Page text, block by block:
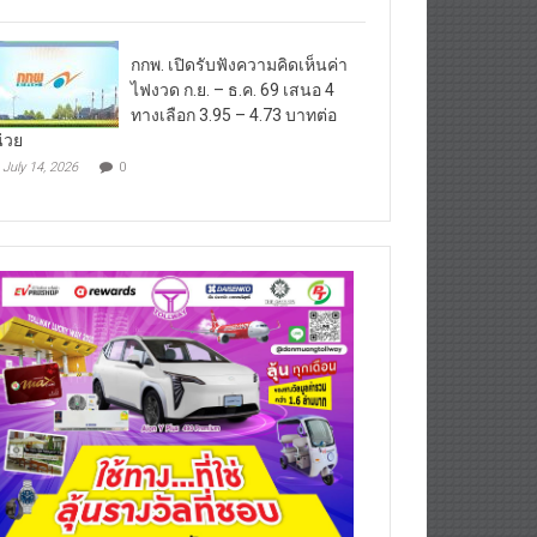
กกพ. เปิดรับฟังความคิดเห็นค่า
ไฟงวด ก.ย. – ธ.ค. 69 เสนอ 4
ทางเลือก 3.95 – 4.73 บาทต่อ
ย
July 14, 2026 0